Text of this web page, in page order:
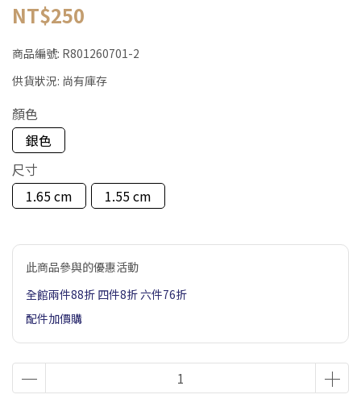
NT$250
商品編號: R801260701-2
供貨狀況: 尚有庫存
顏色
銀色
尺寸
1.65 cm
1.55 cm
此商品參與的優惠活動
全館兩件88折 四件8折 六件76折
配件加價購